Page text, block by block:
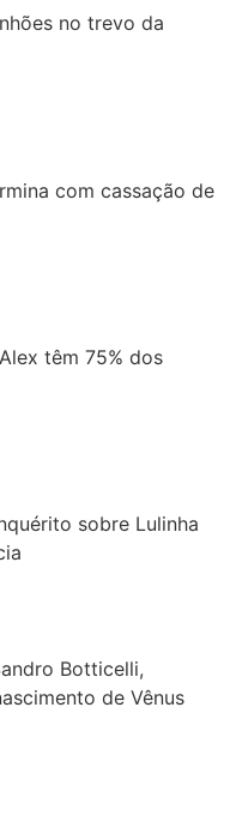
no trevo da
com cassação de
têm 75% dos
sobre Lulinha
Botticelli,
de Vênus